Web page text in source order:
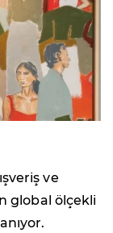
ve
global ölçekli